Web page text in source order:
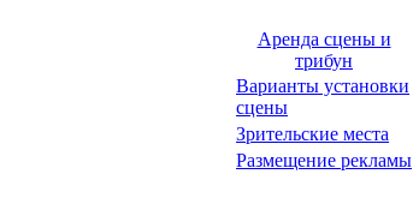
Аренда сцены и
трибун
Варианты установки
сцены
Зрительские места
Размещение рекламы